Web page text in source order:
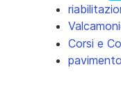
Corsi e